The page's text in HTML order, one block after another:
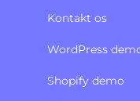
Kontakt os
WordPress
Shopify demo